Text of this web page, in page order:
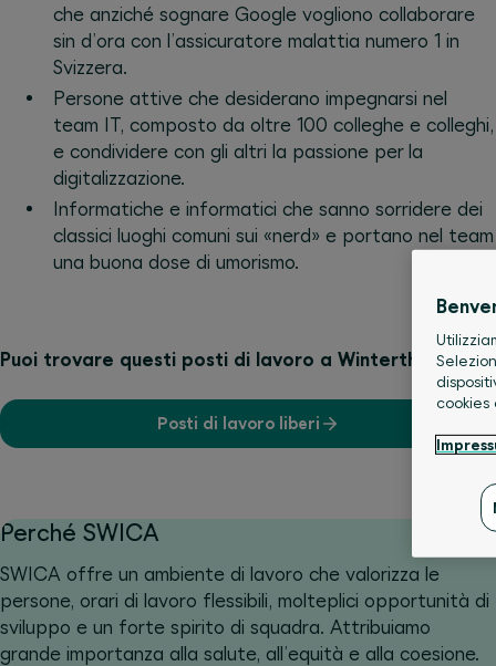
che anziché sognare Google vogliono collaborare
sin d’ora con l’assicuratore malattia numero 1 in
Svizzera.
Persone attive che desiderano impegnarsi nel
team IT, composto da oltre 100 colleghe e colleghi,
e condividere con gli altri la passione per la
digitalizzazione.
Informatiche e informatici che sanno sorridere dei
classici luoghi comuni sui «nerd» e portano nel team
una buona dose di umorismo.
Puoi trovare questi posti di lavoro a Winterthur.
Posti di lavoro liberi
Perché SWICA
SWICA offre un ambiente di lavoro che valorizza le
persone, orari di lavoro flessibili, molteplici opportunità di
sviluppo e un forte spirito di squadra. Attribuiamo
grande importanza alla salute, all’equità e alla coesione.
cookies